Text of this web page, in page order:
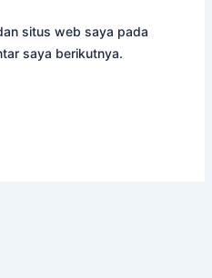
situs web saya pada
saya berikutnya.